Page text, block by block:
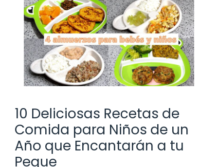
10 Deliciosas Recetas de
Comida para Niños de un
Año que Encantarán a tu
Peque